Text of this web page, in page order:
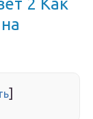
2 Как
]